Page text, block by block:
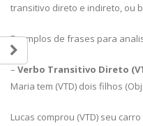
transitivo direto e indireto, ou
Exemplos de frases para
– Verbo Transitivo Direto
Maria tem (VTD) dois filhos
Lucas comprou (VTD) seu